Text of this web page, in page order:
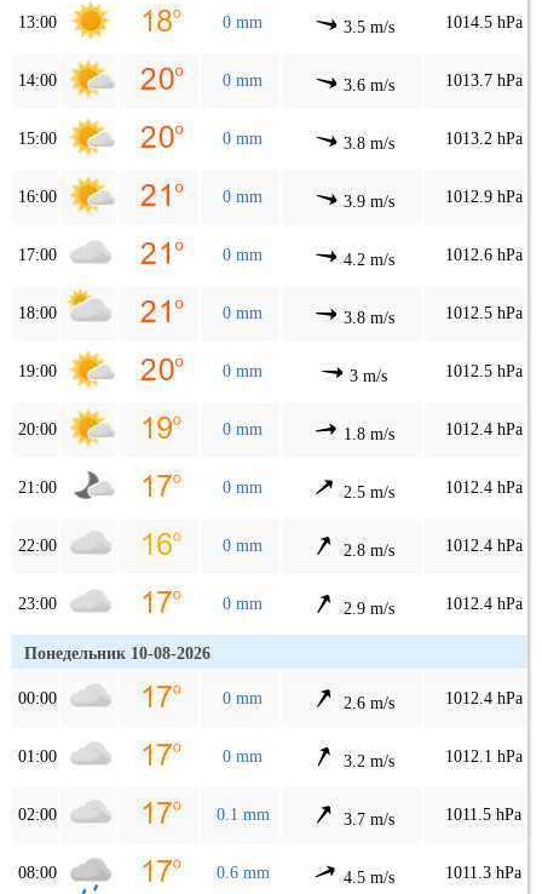
13:00 0 mm 3.5 m/s 1014.5 hPa
14:00 0 mm 3.6 m/s 1013.7 hPa
15:00 0 mm 3.8 m/s 1013.2 hPa
16:00 0 mm 3.9 m/s 1012.9 hPa
17:00 0 mm 4.2 m/s 1012.6 hPa
18:00 0 mm 3.8 m/s 1012.5 hPa
19:00 0 mm 3 m/s 1012.5 hPa
20:00 0 mm 1.8 m/s 1012.4 hPa
21:00 0 mm 2.5 m/s 1012.4 hPa
22:00 0 mm 2.8 m/s 1012.4 hPa
23:00 0 mm 2.9 m/s 1012.4 hPa
Понедельник 10-08-2026
00:00 0 mm 2.6 m/s 1012.4 hPa
01:00 0 mm 3.2 m/s 1012.1 hPa
02:00 0.1 mm 3.7 m/s 1011.5 hPa
08:00 0.6 mm 4.5 m/s 1011.3 hPa